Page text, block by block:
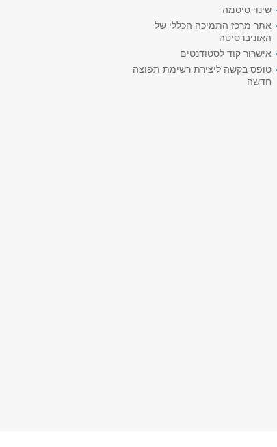
שינוי סיסמה
אתר מרכז התמיכה הכללי של
האוניברסיטה
אישרור קוד לסטודנטים
טופס בקשה ליצירת רשימת תפוצה
חדשה